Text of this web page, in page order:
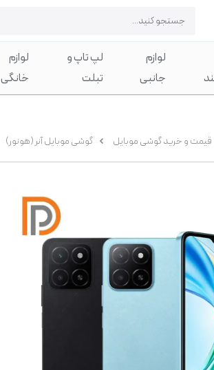
لوازم
جانبی
لپ تاپ و
تبلت
لوازم
خانگی
قیمت و خرید گوشی موبایل گوشی موبایل آنر (هونور)